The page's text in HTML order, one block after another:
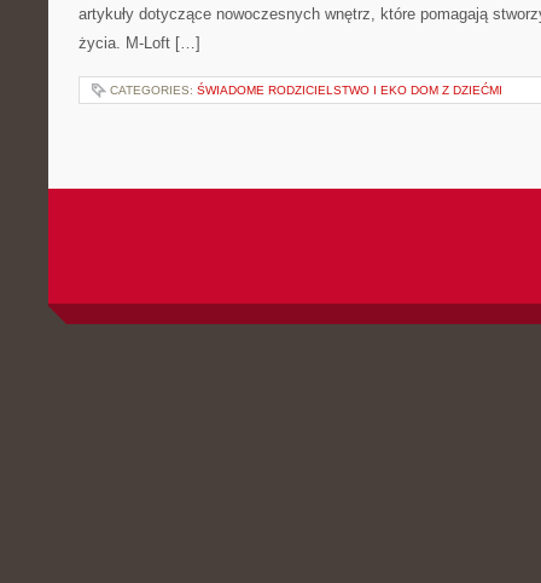
artykuły dotyczące nowoczesnych wnętrz, które pomagają
życia. M-Loft […]
CATEGORIES: ŚWIADOME RODZICIELSTWO I EKO DOM Z DZIEĆMI